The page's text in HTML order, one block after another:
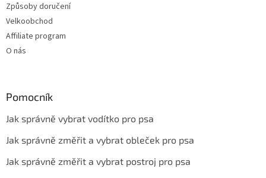
Způsoby doručení
Velkoobchod
Affiliate program
O nás
Pomocník
Jak správně vybrat vodítko pro psa
Jak správně změřit a vybrat obleček pro psa
Jak správně změřit a vybrat postroj pro psa